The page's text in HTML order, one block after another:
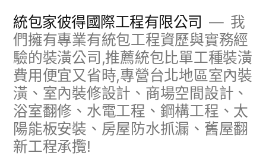
統包家彼得國際工程有限公司
我
們擁有專業有統包工程資歷與實務經
驗的裝潢公司,推薦統包比單工種裝潢
費用便宜又省時,專營台北地區室內裝
潢、室內裝修設計、商場空間設計、
浴室翻修、水電工程、鋼構工程、太
陽能板安裝、房屋防水抓漏、舊屋翻
新工程承攬!